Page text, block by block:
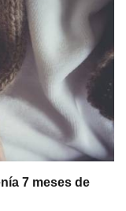
7 meses de